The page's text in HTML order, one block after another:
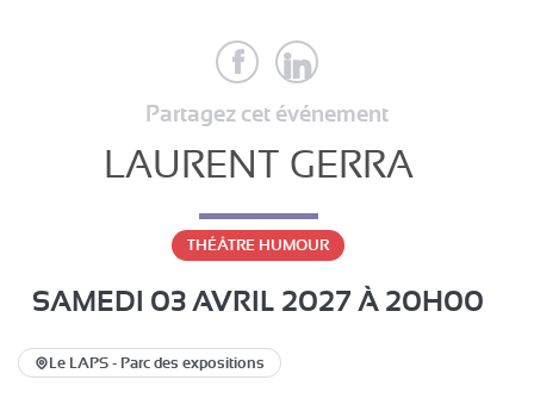
Partagez cet événement
LAURENT GERRA
THÉÂTRE HUMOUR
SAMEDI 03 AVRIL 2027À 20H00
Le LAPS - Parc des expositions